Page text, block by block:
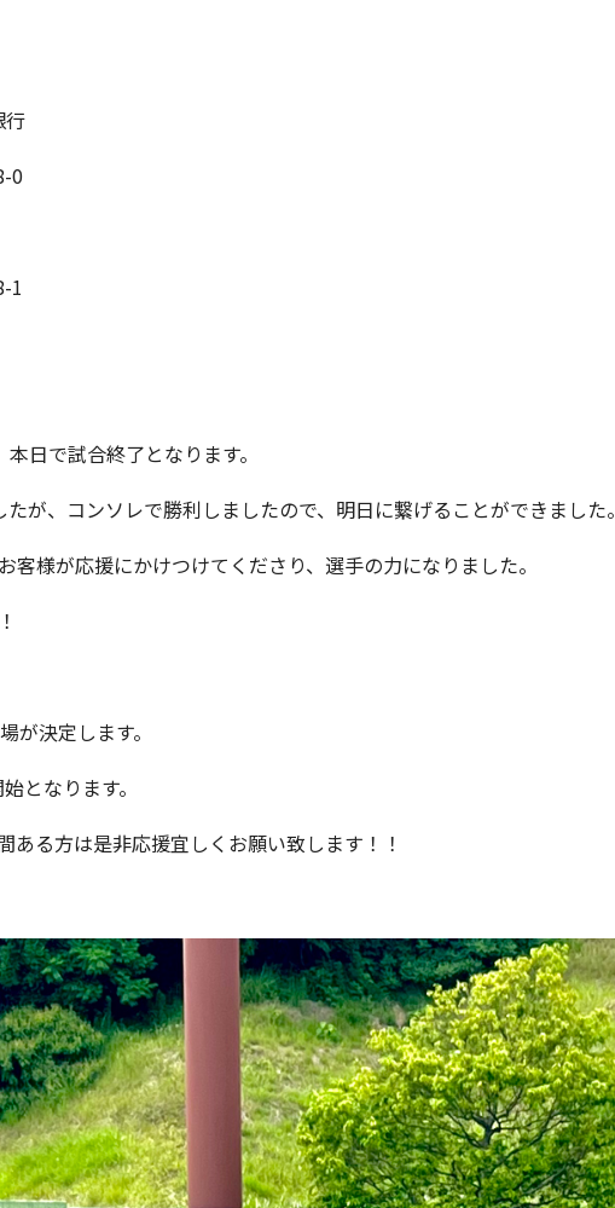
行
0
1
日で試合終了となります。
が、コンソレで勝利しましたので、明日に繋げることができました。
様が応援にかけつけてくださり、選手の力になりました。
が決定します。
となります。
ある方は是非応援宜しくお願い致します！！